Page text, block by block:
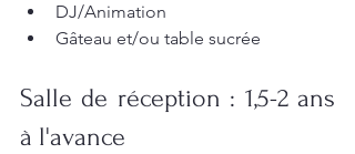
DJ/Animation
Gâteau et/ou table sucrée
Salle de réception : 1,5-2 ans
à l'avance